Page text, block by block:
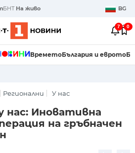
БНТ На живо BG
7 0
ВреметоБългария и еврото
Регионални У нас
нас: Иновативна
на гръбначен